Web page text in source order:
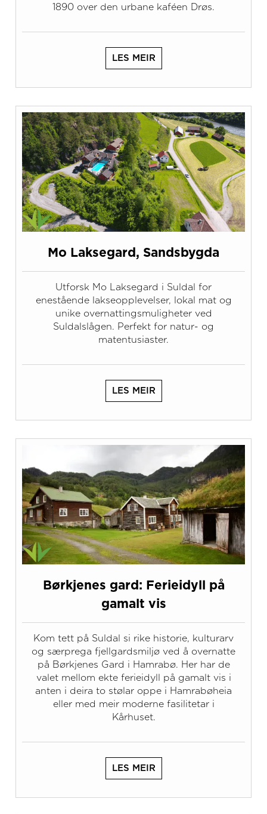
1890 over den urbane kaféen Drøs.
LES MEIR
Mo Laksegard, Sandsbygda
Utforsk Mo Laksegard i Suldal for
enestående lakseopplevelser, lokal mat og
unike overnattingsmuligheter ved
Suldalslågen. Perfekt for natur- og
matentusiaster.
LES MEIR
Børkjenes gard: Ferieidyll på
gamalt vis
Kom tett på Suldal si rike historie, kulturarv
og særprega fjellgardsmiljø ved å overnatte
på Børkjenes Gard i Hamrabø. Her har de
valet mellom ekte ferieidyll på gamalt vis i
anten i deira to stølar oppe i Hamrabøheia
eller med meir moderne fasilitetar i
Kårhuset.
LES MEIR